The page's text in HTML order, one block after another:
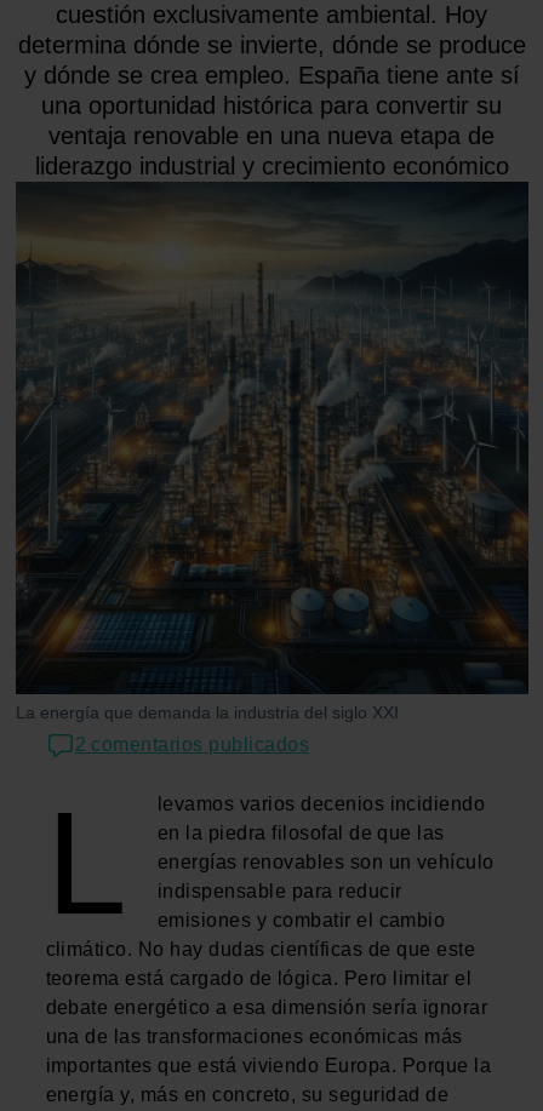
cuestión exclusivamente ambiental. Hoy
determina dónde se invierte, dónde se produce
y dónde se crea empleo. España tiene ante sí
una oportunidad histórica para convertir su
ventaja renovable en una nueva etapa de
liderazgo industrial y crecimiento económico
La energía que demanda la industria del siglo XXI
2 comentarios publicados
L
levamos varios decenios incidiendo
en la piedra filosofal de que las
energías renovables son un vehículo
indispensable para reducir
emisiones y combatir el cambio
climático. No hay dudas científicas de que este
teorema está cargado de lógica. Pero limitar el
debate energético a esa dimensión sería ignorar
una de las transformaciones económicas más
importantes que está viviendo Europa. Porque la
energía y, más en concreto, su seguridad de